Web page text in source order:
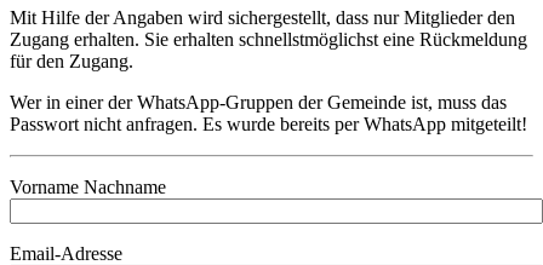
Mit Hilfe der Angaben wird sichergestellt, dass nur Mitglieder den
Zugang erhalten. Sie erhalten schnellstmöglichst eine Rückmeldung
für den Zugang.
Wer in einer der WhatsApp-Gruppen der Gemeinde ist, muss das
Passwort nicht anfragen. Es wurde bereits per WhatsApp mitgeteilt!
Vorname Nachname
Email-Adresse